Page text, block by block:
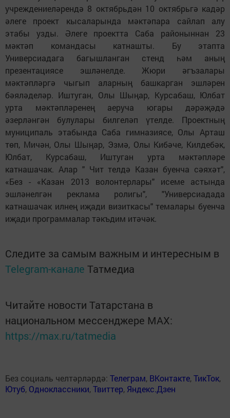
учреждениеләрендә 8 октябрьдән 10 октябрьгә кадәр
әлеге проект кысаларында мәктәпара сайлап алу
этабы узды. Әлеге проектта Саба районыннан 23
мәктәп командасы катнашты. Бу этапта
Универсиадага багышланган стенд һәм аның
презентациясе эшләнелде. Жюри әгъзалары
мәктәпләргә чыгып аларның башкарган эшләрен
бәяләделәр. Иштуган, Олы Шыңар, Курсабаш, Юлбат
урта мәктәпләренең аеруча югары дәрәҗәдә
әзерләнгән булулары билгеләп үтелде. Проектның
муниципаль этабында Саба гимназиясе, Олы Арташ
төп, Мичән, Олы Шыңар, Эзмә, Олы Кибәче, Килдебәк,
Юлбат, Курсабаш, Иштуган урта мәктәпләре
катнашачак. Алар " Чит телдә Казан буенча сәяхәт",
«Без - «Казан 2013 волонтерлары" исеме астында
эшләнелгән реклама ролигы", "Универсиадада
катнашачак илнең иҗади визиткасы" темалары буенча
иҗади программалар тәкъдим итәчәк.
Следите за самым важным и интересным в
Telegram-канале Татмедиа
Читайте новости Татарстана в
национальном мессенджере MАХ:
https://max.ru/tatmedia
Без социаль челтәрләрдә: Телеграм, ВКонтакте,ТикТок,
Ютуб, Одноклассники,Твиттер, Яндекс.Дзен